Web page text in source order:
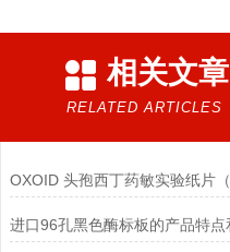
相关文章
RELATED ARTICLES